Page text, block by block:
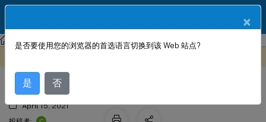
Citrix SD-WAN 平台
以太网端口名
April 15, 2021
×
是否要使用您的浏览器的首选语言切换到该 Web 站点?
是 否